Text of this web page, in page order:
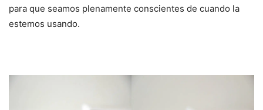
para que seamos plenamente conscientes de cuando la
estemos usando.